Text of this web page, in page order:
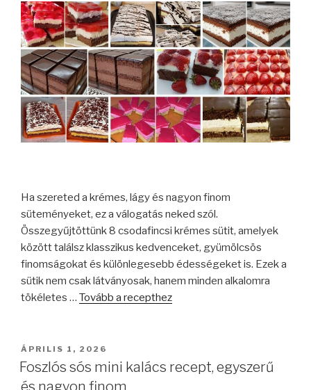
Ha szereted a krémes, lágy és nagyon finom
süteményeket, ez a válogatás neked szól.
Összegyűjtöttünk 8 csodafincsi krémes sütit, amelyek
között találsz klasszikus kedvenceket, gyümölcsös
finomságokat és különlegesebb édességeket is. Ezek a
sütik nem csak látványosak, hanem minden alkalomra
tökéletes … Tovább a recepthez
BEKÜLDVE:
ÁPRILIS 1, 2026
Foszlós sós mini kalács recept, egyszerű
és nagyon finom